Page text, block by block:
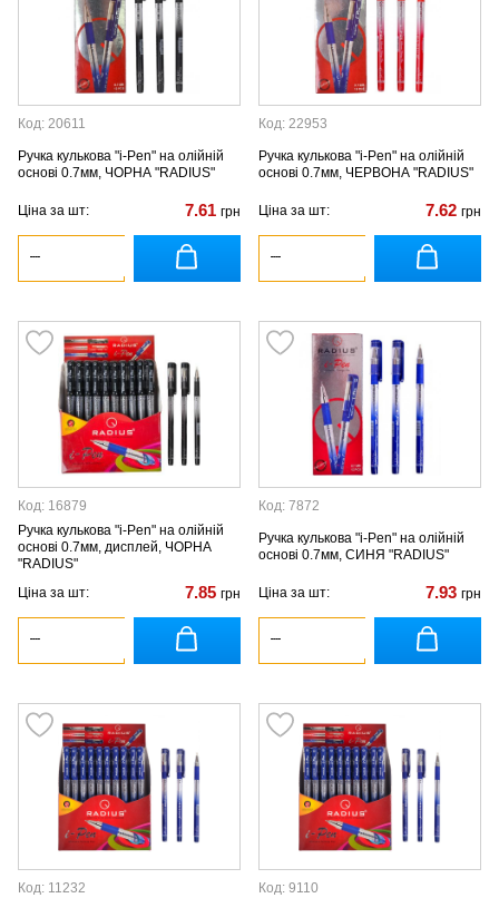
Код: 20611
Ручка кулькова "i-Pen" на олійній
основі 0.7мм, ЧОРНА "RADIUS"
Ціна за шт: 7.61 грн
Код: 22953
Ручка кулькова "i-Pen" на олійній
основі 0.7мм, ЧЕРВОНА "RADIUS"
Ціна за шт: 7.62 грн
Код: 16879
Ручка кулькова "i-Pen" на олійній
основі 0.7мм, дисплей, ЧОРНА
"RADIUS"
Ціна за шт:
7.85 грн
Код: 7872
Ручка кулькова "i-Pen" на олійній
основі 0.7мм, СИНЯ "RADIUS"
Ціна за шт: 7.93 грн
Код: 11232
Код: 9110